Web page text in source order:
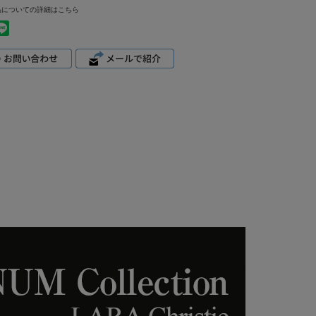
についての詳細はこちら